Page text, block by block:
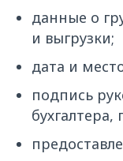
данные о
и выгрузки;
дата и
подпись